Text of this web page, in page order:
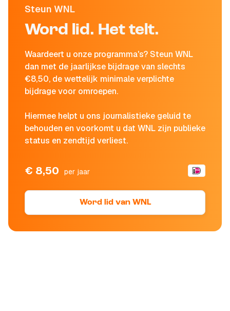
Steun WNL
Word lid. Het telt.
Waardeert u onze programma's? Steun WNL
dan met de jaarlijkse bijdrage van slechts
€8,50, de wettelijk minimale verplichte
bijdrage voor omroepen.
Hiermee helpt u ons journalistieke geluid te
behouden en voorkomt u dat WNL zijn publieke
status en zendtijd verliest.
€ 8,50 per jaar
Word lid van WNL